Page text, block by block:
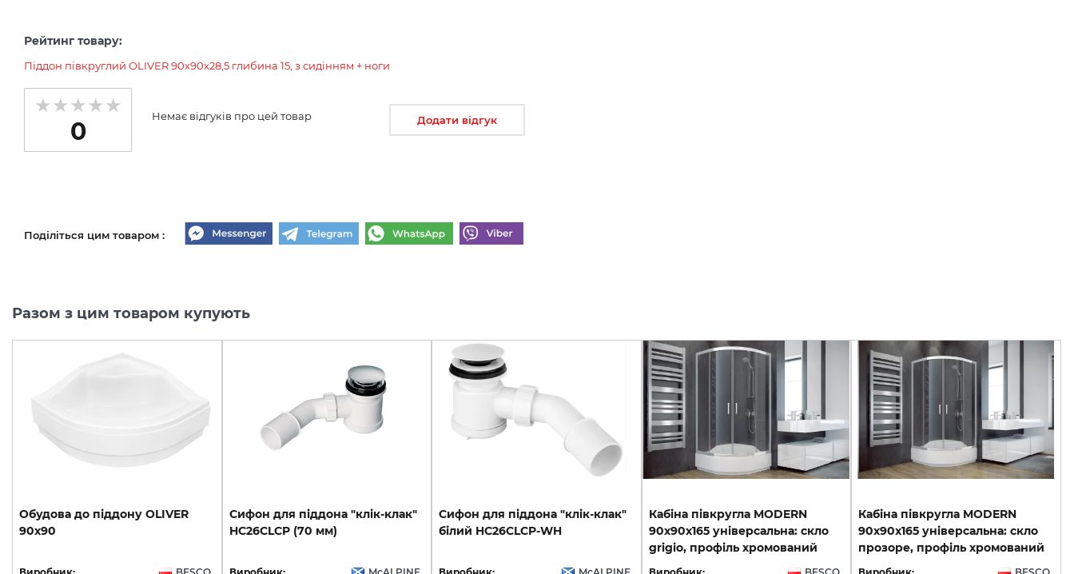
Рейтинг товару:
Піддон півкруглий OLIVER 90x90x28,5 глибина 15, з сидінням + ноги
0
Немає відгуків про цей товар Додати відгук
Поділіться цим товаром :
Разом з цим товаром купують
Обудова до піддону OLIVER
90x90
Сифон для піддона "клік-клак"
HC26CLCP (70 мм)
Сифон для піддона "клік-клак"
білий HC26CLCP-WH
Кабіна півкругла MODERN
90x90x165 універсальна: скло
grigio, профіль хромований
Кабіна півкругла MODERN
90x90x165 універсальна: скло
прозоре, профіль хромований